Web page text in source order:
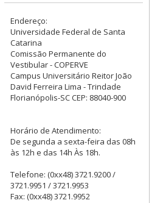
Endereço:
Universidade Federal de Santa
Catarina
Comissão Permanente do
Vestibular - COPERVE
Campus Universitário Reitor João
David Ferreira Lima - Trindade
Florianópolis-SC CEP: 88040-900
Horário de Atendimento:
De segunda a sexta-feira das 08h
às 12h e das 14h Às 18h.
Telefone: (0xx48) 3721.9200 /
3721.9951 / 3721.9953
Fax: (0xx48) 3721.9952